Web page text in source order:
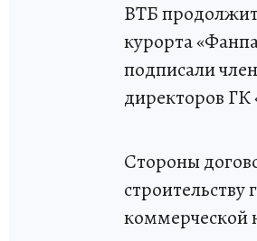
ВТБ
курорта
подписали
директоров
Стороны
коммерческой